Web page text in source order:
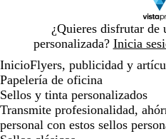
¿Quieres disfrutar de
personalizada? Inicia
1
InicioFlyers, publicidad y
Papelería de oficina
Sellos y tinta personalizados
Transmite profesionalidad,
personal con estos sellos